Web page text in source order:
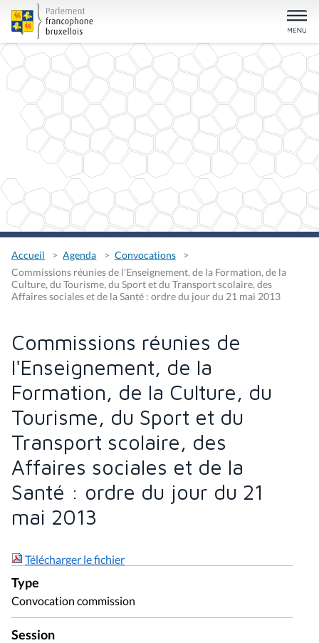
Accueil Agenda
Convocations
Commissions réunies de l'Enseignement, de la Formation, de la
Culture, du Tourisme, du Sport et du Transport scolaire, des
Affaires sociales et de la Santé : ordre du jour du 21 mai 2013
Commissions réunies de
l'Enseignement, de la
Formation, de la Culture, du
Tourisme, du Sport et du
Transport scolaire, des
Affaires sociales et de la
Santé : ordre du jour du 21
mai 2013
Télécharger le fichier
Type
Convocation commission
Session